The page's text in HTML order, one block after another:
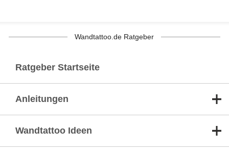
Wandtattoo.de Ratgeber
Ratgeber Startseite
Anleitungen
Wandtattoo Ideen